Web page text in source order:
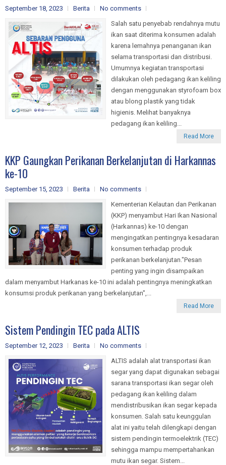
September 18, 2023 Berita
No comments
Salah satu penyebab rendahnya mutu
ikan saat diterima konsumen adalah
karena lemahnya penanganan ikan
selama transportasi dan distribusi.
Umumnya kegiatan transportasi
dilakukan oleh pedagang ikan keliling
dengan menggunakan styrofoam box
atau blong plastik yang tidak
higienis. Melihat banyaknya
pedagang ikan keliling...
Read More
KKP Gaungkan Perikanan Berkelanjutan di Harkannas
ke-10
September 15, 2023 Berita
No comments
Kementerian Kelautan dan Perikanan
(KKP) menyambut Hari Ikan Nasional
(Harkannas) ke-10 dengan
mengingatkan pentingnya kesadaran
konsumen terhadap produk
perikanan berkelanjutan."Pesan
penting yang ingin disampaikan
dalam menyambut Harkanas ke-10 ini adalah pentingnya meningkatkan
konsumsi produk perikanan yang berkelanjutan",...
Read More
Sistem Pendingin TEC pada ALTIS
September 12, 2023 Berita
No comments
ALTIS adalah alat transportasi ikan
segar yang dapat digunakan sebagai
sarana transportasi ikan segar oleh
pedagang ikan keliling dalam
mendistribusikan ikan segar kepada
konsumen. Salah satu keunggulan
alat ini yaitu telah dilengkapi dengan
sistem pendingin termoelektrik (TEC)
sehingga mampu mempertahankan
mutu ikan segar. Sistem...